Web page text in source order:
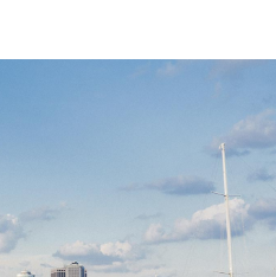
への貢献
財戦略の策定方法